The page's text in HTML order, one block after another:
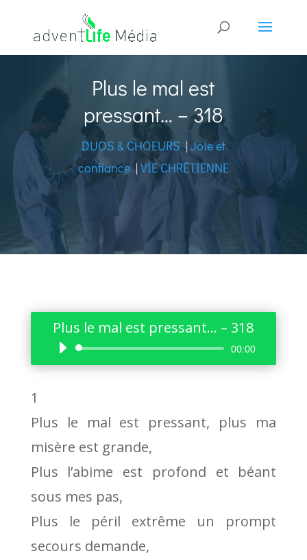
Plus le mal est
pressant… – 318
DUOS & CHOEURS|Joie et
confiance|VIE CHRÉTIENNE
Plus le mal est pressant… – 318
Lecteur
audio
00:00
1
Plus le mal est pressant, plus ma
misère est grande,
Plus l’abime est profond et béant
sous mes pas,
Plus le péril extrême un prompt
secours demande,